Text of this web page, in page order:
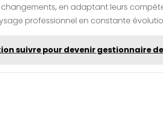
en adaptant leurs
professionnel en constante
suivre pour devenir gestionnaire